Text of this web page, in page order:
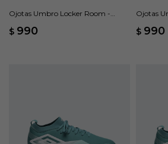
Ojotas Umbro Locker Room -
$ 990
Ojotas
$ 990